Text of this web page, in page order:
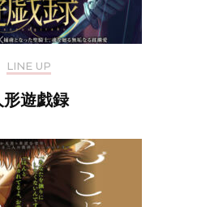
LINE UP
形遊戯録